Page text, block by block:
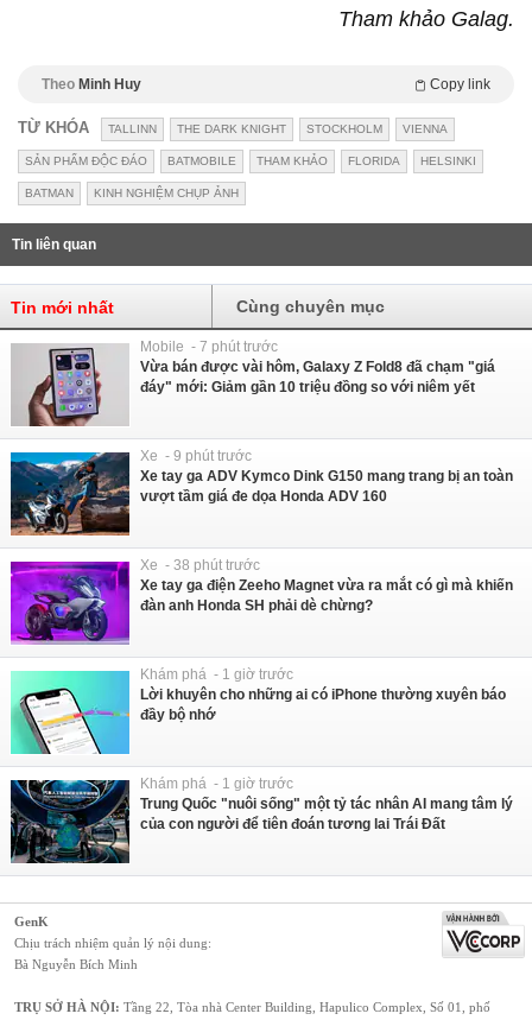
Tham khảo Galag.
Theo Minh Huy Copy link
TỪ KHÓA TALLINN THE DARK KNIGHT STOCKHOLM VIENNA
SẢN PHẨM ĐỘC ĐÁO BATMOBILE THAM KHẢO FLORIDA HELSINKI
BATMAN KINH NGHIỆM CHỤP ẢNH
Tin liên quan
Tin mới nhất Cùng chuyên mục
Mobile - 7 phút trước
Vừa bán được vài hôm, Galaxy Z Fold8 đã chạm "giá
đáy" mới: Giảm gần 10 triệu đồng so với niêm yết
Xe - 9 phút trước
Xe tay ga ADV Kymco Dink G150 mang trang bị an toàn
vượt tầm giá đe dọa Honda ADV 160
Xe - 38 phút trước
Xe tay ga điện Zeeho Magnet vừa ra mắt có gì mà khiến
đàn anh Honda SH phải dè chừng?
Khám phá - 1 giờ trước
Lời khuyên cho những ai có iPhone thường xuyên báo
đầy bộ nhớ
Khám phá - 1 giờ trước
Trung Quốc "nuôi sống" một tỷ tác nhân AI mang tâm lý
của con người để tiên đoán tương lai Trái Đất
GenK
Chịu trách nhiệm quản lý nội dung:
Bà Nguyễn Bích Minh
TRỤ SỞ HÀ NỘI: Tầng 22, Tòa nhà Center Building, Hapulico Complex, Số 01, phố